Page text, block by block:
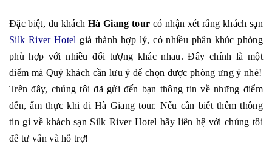
Đặc biệt, du khách Hà Giang tour có nhận xét rằng khách sạn
Silk River Hotel giá thành hợp lý, có nhiều phân khúc phòng
phù hợp với nhiều đối tượng khác nhau. Đây chính là một
điểm mà Quý khách cần lưu ý để chọn được phòng ưng ý nhé!
Trên đây, chúng tôi đã gửi đến bạn thông tin về những điểm
đến, ẩm thực khi đi Hà Giang tour. Nếu cần biết thêm thông
tin gì về khách sạn Silk River Hotel hãy liên hệ với chúng tôi
để tư vấn và hỗ trợ!